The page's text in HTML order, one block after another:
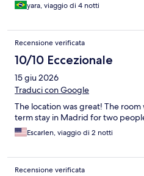
yara, viaggio di 4 notti
Recensione verificata
10/10 Eccezionale
15 giu 2026
Traduci con Google
The location was great! The
term stay in Madrid for two
Escarlen, viaggio di 2 notti
Recensione verificata